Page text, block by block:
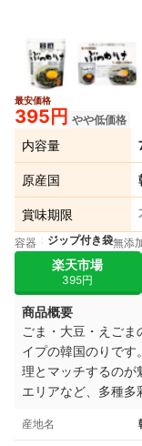
最安価格
395円 やや低価格
内容量
原産国
賞味期限
容器 ジップ付き袋無添
楽天市場
395円
商品概要
ごま・大豆・えご
イプの韓国のりで
理とマッチするのが
エリアなど、多種多
産地名